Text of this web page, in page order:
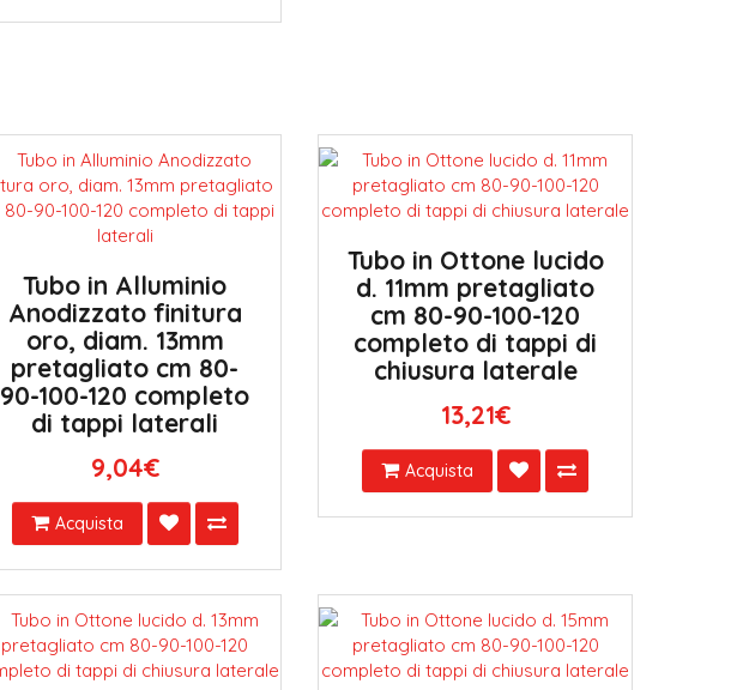
Tubo in Alluminio
Anodizzato finitura
oro, diam. 13mm
pretagliato cm 80-
90-100-120 completo
di tappi laterali
9,04€
Acquista
Tubo in Ottone lucido
d. 11mm pretagliato
cm 80-90-100-120
completo di tappi di
chiusura laterale
13,21€
Acquista